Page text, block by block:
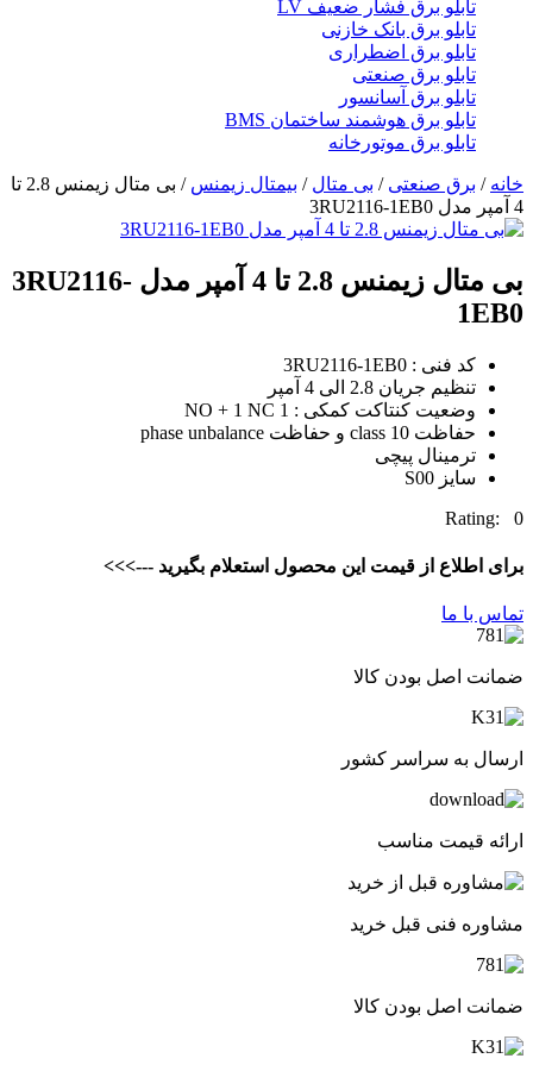
تابلو برق فشار ضعیف LV
تابلو برق بانک خازنی
تابلو برق اضطراری
تابلو برق صنعتی
تابلو برق آسانسور
تابلو برق هوشمند ساختمان BMS
تابلو برق موتورخانه
خانه / برق صنعتی / بی متال / بیمتال زیمنس
/ بی متال زیمنس 2.8 تا
4 آمپر مدل 3RU2116-1EB0
بی متال زیمنس 2.8 تا 4 آمپر مدل 3RU2116-
1EB0
کد فنی : 3RU2116-1EB0
تنظیم جریان 2.8 الی 4 آمپر
وضعیت کنتاکت کمکی : 1 NO + 1 NC
حفاظت class 10 و حفاظت phase unbalance
ترمینال پیچی
سایز S00
Rating: 0
برای اطلاع از قیمت این محصول استعلام بگیرید --->>>
تماس با ما
ضمانت اصل بودن کالا
ارسال به سراسر کشور
ارائه قیمت مناسب
مشاوره فنی قبل خرید
ضمانت اصل بودن کالا